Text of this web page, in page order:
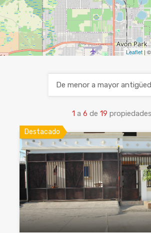
Leaflet| ©
1 a 6 de 19 propiedades
De menor a mayor
Destacado